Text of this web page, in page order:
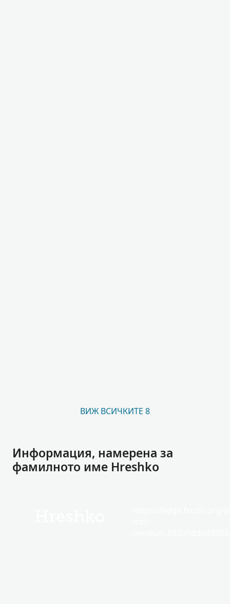
ВИЖ ВСИЧКИТЕ 8
Информация, намерена за
фамилното име Hreshko